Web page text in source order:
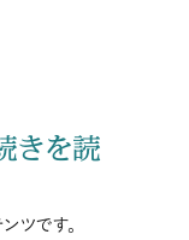
きを読
ツです。